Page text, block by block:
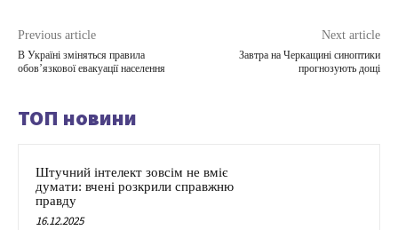
Previous article
В Україні зміняться правила
обов’язкової евакуації населення
Next article
Завтра на Черкащині синоптики
прогнозують дощі
ТОП новини
Штучний інтелект зовсім не вміє
думати: вчені розкрили справжню
правду
16.12.2025